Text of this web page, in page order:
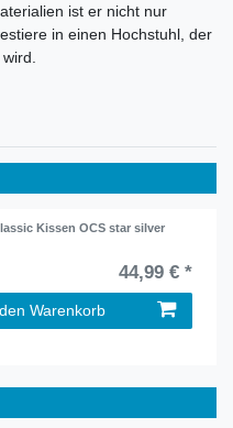
ist er nicht nur
in einen Hochstuhl, der
Kissen OCS star silver
44,99 € *
Warenkorb